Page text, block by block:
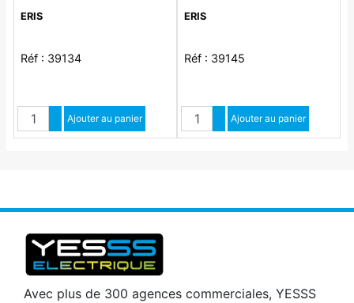
ERIS
Réf : 39134
QuantitéAugmenter quantité
Diminuer quantité
Ajouter au panier
ERIS
Réf : 39145
QuantitéAugmenter quantité
Diminuer quantité
Ajouter au panier
Avec plus de 300 agences commerciales, YESSS